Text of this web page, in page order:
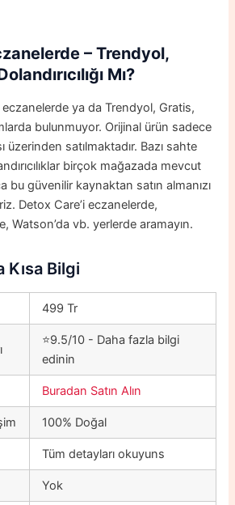
– Trendyol,
Mı?
ya da Trendyol, Gratis,
bulunmuyor. Orijinal ürün sadece
üzerinden satılmaktadır. Bazı sahte
birçok mağazada mevcut
bu güvenilir kaynaktan satın almanızı
Detox Care’i eczanelerde,
Watson’da vb. yerlerde aramayın.
Kısa Bilgi
499 Tr
⭐9.5/10 - Daha fazla bilgi
edinin
Buradan Satın Alın
100% Doğal
Tüm detayları okuyuns
Yok